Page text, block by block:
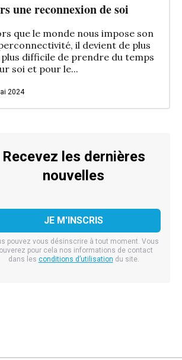
une reconnexion de soi
que le monde nous impose son
il devient de plus
plus difficile de prendre du temps
soi et pour le...
2024
Recevez les dernières
nouvelles
pouvez vous désinscrire à tout moment. Vous
pour cela nos informations de contact
dans les conditions d’utilisation du site.